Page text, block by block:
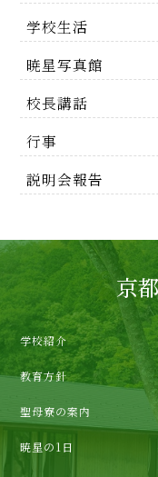
学校生活
暁星写真館
校長講話
行事
説明会報告
京
学校紹介
教育方針
聖母寮の案内
暁星の1日